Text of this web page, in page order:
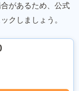
があるため、公式
クしましょう。